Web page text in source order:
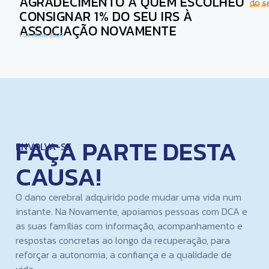
CONSIGNAR 1% DO SEU IRS À
ASSOCIAÇÃO NOVAMENTE
1 de Julho, 2026
do
Ler
ENVOLVA-SE
FAÇA PARTE DESTA
CAUSA!
O dano cerebral adquirido pode mudar uma vida num
instante. Na Novamente, apoiamos pessoas com DCA e
as suas famílias com informação, acompanhamento e
respostas concretas ao longo da recuperação, para
reforçar a autonomia, a confiança e a qualidade de